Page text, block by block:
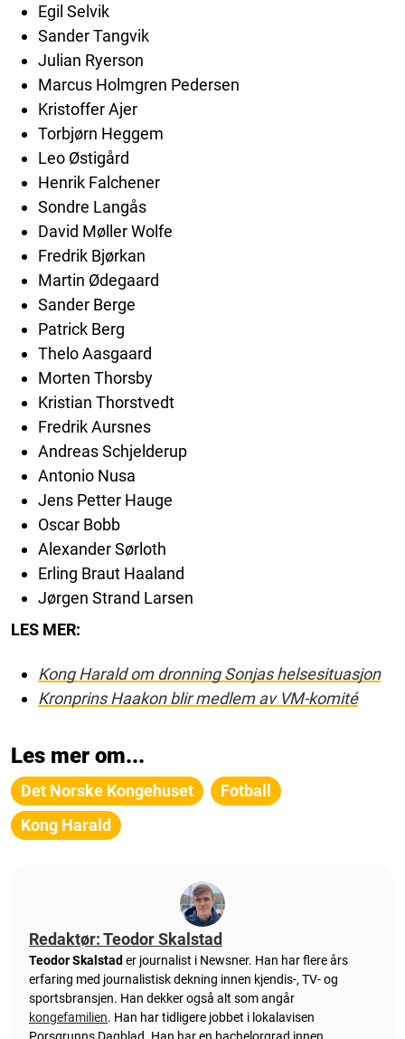
Egil Selvik
Sander Tangvik
Julian Ryerson
Marcus Holmgren Pedersen
Kristoffer Ajer
Torbjørn Heggem
Leo Østigård
Henrik Falchener
Sondre Langås
David Møller Wolfe
Fredrik Bjørkan
Martin Ødegaard
Sander Berge
Patrick Berg
Thelo Aasgaard
Morten Thorsby
Kristian Thorstvedt
Fredrik Aursnes
Andreas Schjelderup
Antonio Nusa
Jens Petter Hauge
Oscar Bobb
Alexander Sørloth
Erling Braut Haaland
Jørgen Strand Larsen
LES MER:
Kong Harald om dronning Sonjas helsesituasjon
Kronprins Haakon blir medlem av VM-komité
Les mer om...
Det Norske Kongehuset
Fotball
Kong Harald
Redaktør: Teodor Skalstad
Teodor Skalstad er journalist i Newsner. Han har flere års
erfaring med journalistisk dekning innen kjendis-, TV- og
sportsbransjen. Han dekker også alt som angår
kongefamilien. Han har tidligere jobbet i lokalavisen